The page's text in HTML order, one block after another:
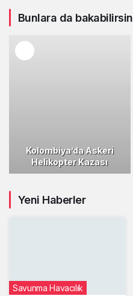
Bunlara da bakabilirsin
Kolombiya’da Askeri
Helikopter Kazası
Yeni Haberler
Savunma Havacılık